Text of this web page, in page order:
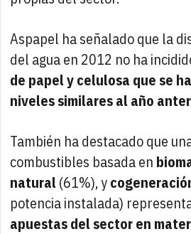
Aspapel ha señalado que la
del agua en 2012 no ha
de papel y celulosa que se
niveles similares al año
También ha destacado que
combustibles basada en
natural(61%), y
potencia instalada)
apuestas del sector en